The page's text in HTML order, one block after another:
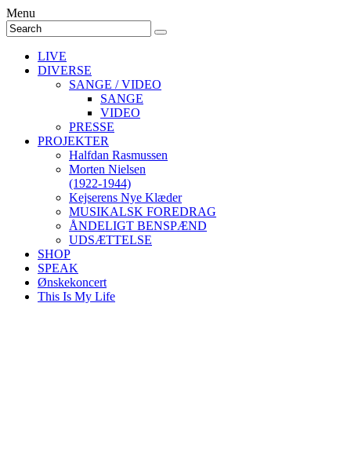
Menu
LIVE
DIVERSE
SANGE / VIDEO
SANGE
VIDEO
PRESSE
PROJEKTER
Halfdan Rasmussen
Morten Nielsen
(1922-1944)
Kejserens Nye Klæder
MUSIKALSK FOREDRAG
ÅNDELIGT BENSPÆND
UDSÆTTELSE
SHOP
SPEAK
Ønskekoncert
This Is My Life